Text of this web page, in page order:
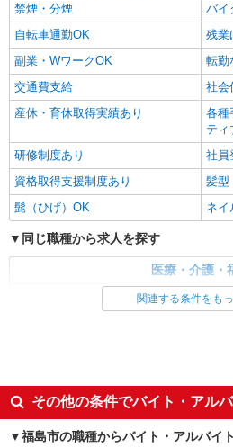
禁煙・分煙
バイ
自転車通勤OK
残業
副業・WワークOK
転勤
交通費支給
社会
産休・育休取得実績あり
各種
ティ
研修制度あり
社員
資格取得支援制度あり
髪型
髭（ひげ）OK
ネイ
同じ職種から求人を探す
医療・介護・
看護師・保健師・看護助手・助産師
副業・WワークOK
交通
社会保険あり
産休
社員登用あり
関連する条件をも
その他の条件でバイト・アル
福島市の職種からバイト・アルバイ